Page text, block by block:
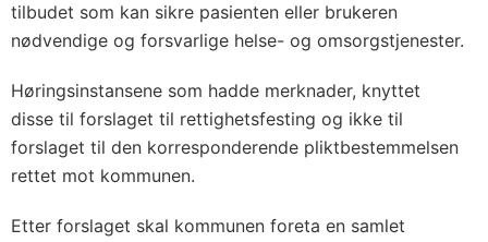
e
l
ø
g
t
tilbudet som kan sikre pasienten eller brukeren
nødvendige og forsvarlige helse- og omsorgstjenester.
Høringsinstansene som hadde merknader, knyttet
disse til forslaget til rettighetsfesting og ikke til
forslaget til den korresponderende pliktbestemmelsen
rettet mot kommunen.
Etter forslaget skal kommunen foreta en samlet